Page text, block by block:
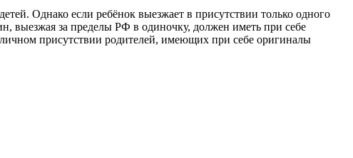
Однако если ребёнок выезжает в присутствии только одного
выезжая за пределы РФ в одиночку, должен иметь при себе
присутствии родителей, имеющих при себе оригиналы